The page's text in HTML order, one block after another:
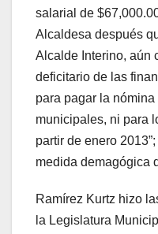
salarial de
Alcaldesa después
Alcalde Interino, aún
deficitario de las
para pagar la
municipales, ni para
partir de enero
medida demagógica
Ramírez Kurtz hizo
la Legislatura